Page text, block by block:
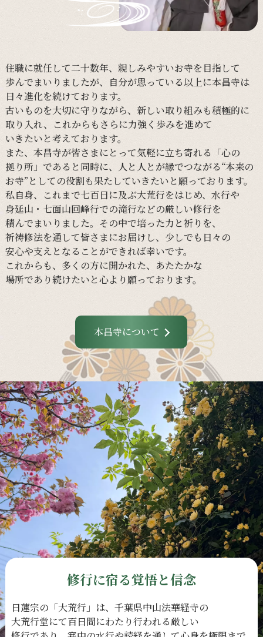
住職に就任して二十数年、 親しみやすいお寺を目指して
歩んでまいりましたが、 自分が思っている以上に本昌寺は
日々進化を続けております。
古いものを大切に守りながら、 新しい取り組みも積極的に
取り入れ、
これからも さらに力強く 歩みを進めて
いきたいと考えております。
また、 本昌寺が皆さまにとって気軽に立ち寄れる 「心の
拠り所」であると同時に、 人と 人とが縁でつながる“本来の
お寺”と しての役割も果たしていきたいと願っております。
私自身、
これまで七百日に及ぶ大荒行をはじめ、 水行や
身延山・ 七面山回峰行での滝行などの厳しい修行を
積んでまいりました。 その中で培った力と祈りを、
祈祷修法を通して皆さまにお届けし、 少しでも 日々の
安心や支えとなる ことができれば幸いです。
これからも、 多くの方に開かれた、 あたたかな
場所であり続けたいと心より願っております。
本昌寺について
修行に宿る覚悟と信念
日蓮宗の 「大荒行」は、 千葉県中山法華経寺の
大荒行堂にて百日間にわたり行われる厳しい